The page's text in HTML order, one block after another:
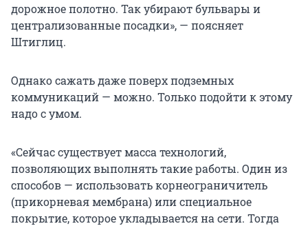
дорожное полотно. Так убирают бульвары и
централизованные посадки», — поясняет
Штиглиц.
Однако сажать даже поверх подземных
коммуникаций — можно. Только подойти к этому
надо с умом.
«Сейчас существует масса технологий,
позволяющих выполнять такие работы. Один из
способов — использовать корнеограничитель
(прикорневая мембрана) или специальное
покрытие, которое укладывается на сети. Тогда